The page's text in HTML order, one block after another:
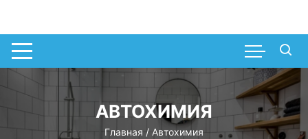
АВТОХИМИЯ
Главная / Автохимия